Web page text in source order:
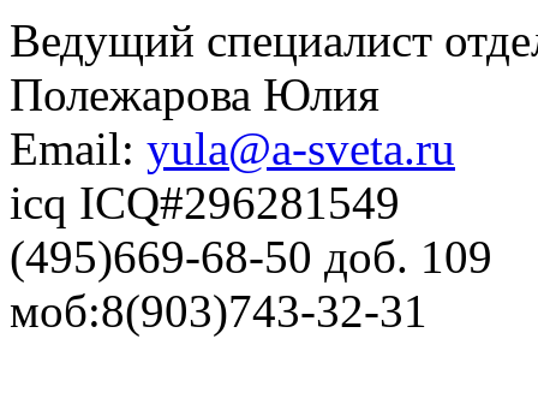
Ведущий специалист
Полежарова Юлия
Email: yula@a-sveta.ru
icq ICQ#296281549
(495)669-68-50 доб. 109
моб:8(903)743-32-31